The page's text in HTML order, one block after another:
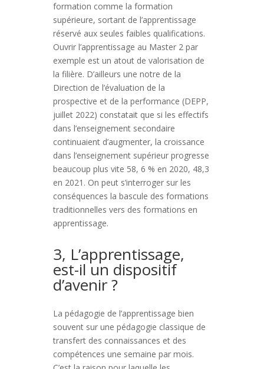
formation comme la formation
supérieure, sortant de l’apprentissage
réservé aux seules faibles qualifications.
Ouvrir l’apprentissage au Master 2 par
exemple est un atout de valorisation de
la filière. D’ailleurs une notre de la
Direction de l’évaluation de la
prospective et de la performance (DEPP,
juillet 2022) constatait que si les effectifs
dans l’enseignement secondaire
continuaient d’augmenter, la croissance
dans l’enseignement supérieur progresse
beaucoup plus vite 58, 6 % en 2020, 48,3
en 2021. On peut s’interroger sur les
conséquences la bascule des formations
traditionnelles vers des formations en
apprentissage.
3, L’apprentissage,
est-il un dispositif
d’avenir ?
La pédagogie de l’apprentissage bien
souvent sur une pédagogie classique de
transfert des connaissances et des
compétences une semaine par mois.